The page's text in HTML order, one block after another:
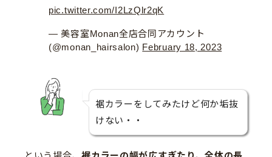
pic.twitter.com/I2LzQlr2qK
— 美容室Monan全店合同アカウント
(@monan_hairsalon) February 18, 2023
裾カラーをしてみたけど何か垢抜
けない・・